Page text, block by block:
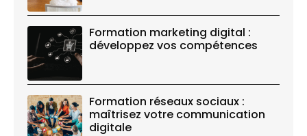
Formation marketing digital :
développez vos compétences
Formation réseaux sociaux :
maîtrisez votre communication
digitale